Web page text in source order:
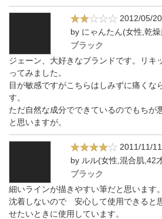
2012/05/20
by にゃんたん(女性,乾
ブラック
ジェーン、大好きなブランドです。リキ
ってみました。
目が敏感ですがこちらはしみずに痛くな
す。
ただ自然な成分でできているのでもちが
と思いますが。
2011/11/11
by ルル(女性,混合肌,42
ブラック
細いラインが描きやすい筆だと思います
沈着しないので 安心して使用できると
せたいときに使用しています。